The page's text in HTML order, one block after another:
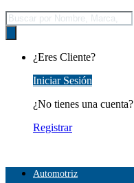
Búsqueda
de
productos
¿Eres Cliente?
Iniciar Sesión
¿No tienes una cuenta?
Registrar
Automotriz